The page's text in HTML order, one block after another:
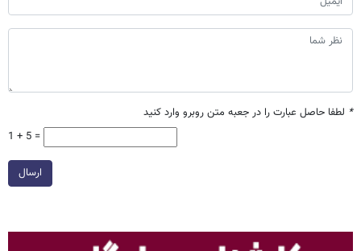
* لطفا حاصل عبارت را در جعبه متن روبرو وارد کنید
1 + 5 =
ارسال